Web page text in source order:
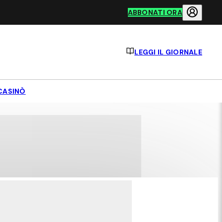
ABBONATI ORA
LEGGI IL GIORNALE